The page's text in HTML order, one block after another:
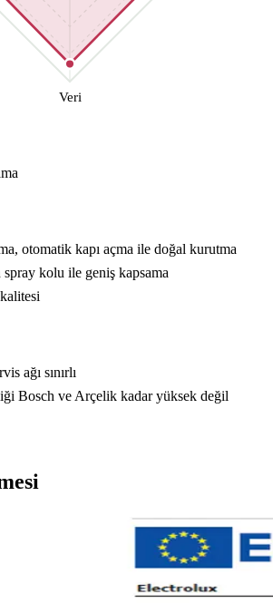
Veri
otomatik kapı açma ile doğal kurutma
spray kolu ile geniş kapsama
ağı sınırlı
Bosch ve Arçelik kadar yüksek değil